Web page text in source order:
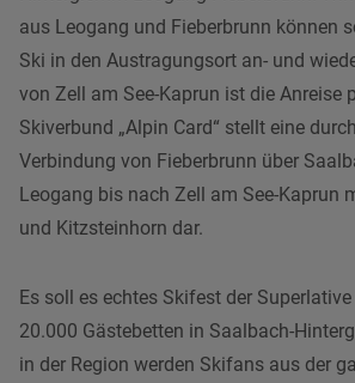
aus Leogang und Fieberbrunn können
Ski in den Austragungsort an- und
von Zell am See-Kaprun ist die Anreise
Skiverbund „Alpin Card“ stellt eine
Verbindung von Fieberbrunn über
Leogang bis nach Zell am See-Kaprun
und Kitzsteinhorn dar.
Es soll es echtes Skifest der
20.000 Gästebetten in Saalbach-
in der Region werden Skifans aus der